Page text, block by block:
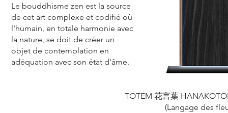
Le bouddhisme zen est la source
de cet art complexe et codifié où
l'humain, en totale harmonie avec
la nature, se doit de créer un
objet de contemplation en
adéquation avec son état d'âme.
TOTEM 花言葉
(Langage des